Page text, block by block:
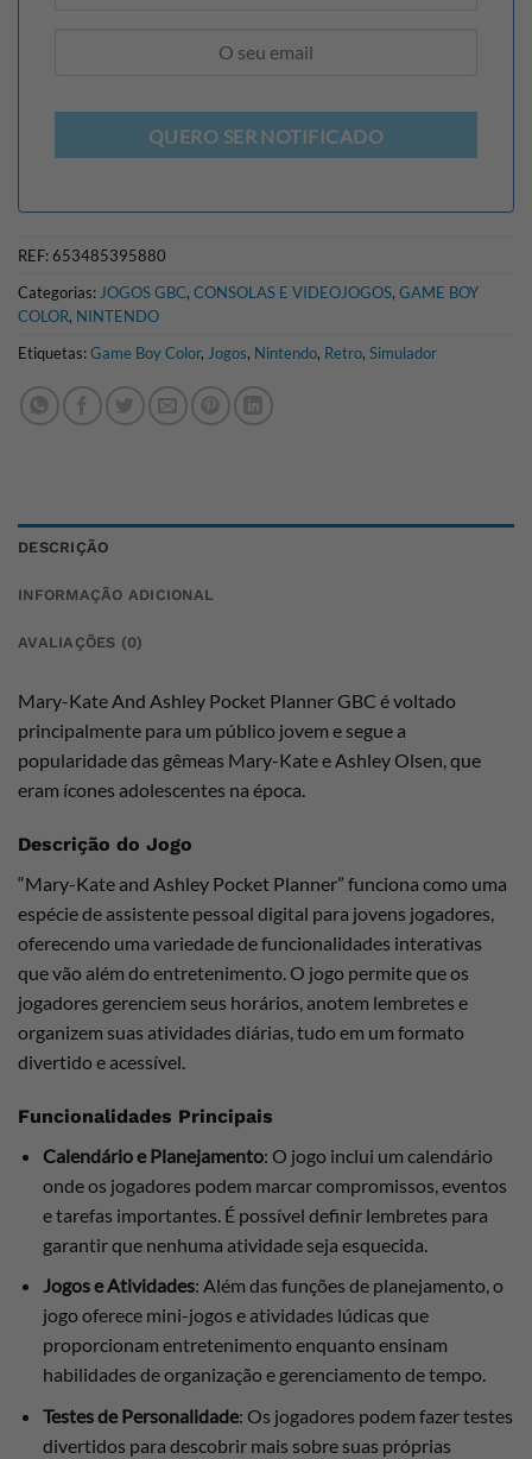
QUERO SER NOTIFICADO
REF:653485395880
Categorias:JOGOS GBC, CONSOLAS E VIDEOJOGOS, GAME BOY
COLOR, NINTENDO
Etiquetas:Game Boy Color, Jogos, Nintendo, Retro, Simulador
DESCRIÇÃO
INFORMAÇÃO ADICIONAL
AVALIAÇÕES (0)
Mary-Kate And Ashley Pocket Planner GBC é voltado
principalmente para um público jovem e segue a
popularidade das gêmeas Mary-Kate e Ashley Olsen, que
eram ícones adolescentes na época.
Descrição do Jogo
“Mary-Kate and Ashley Pocket Planner” funciona como uma
espécie de assistente pessoal digital para jovens jogadores,
oferecendo uma variedade de funcionalidades interativas
que vão além do entretenimento. O jogo permite que os
jogadores gerenciem seus horários, anotem lembretes e
organizem suas atividades diárias, tudo em um formato
divertido e acessível.
Funcionalidades Principais
Calendário e Planejamento: O jogo inclui um calendário
onde os jogadores podem marcar compromissos, eventos
e tarefas importantes. É possível definir lembretes para
garantir que nenhuma atividade seja esquecida.
Jogos e Atividades: Além das funções de planejamento, o
jogo oferece mini-jogos e atividades lúdicas que
proporcionam entretenimento enquanto ensinam
habilidades de organização e gerenciamento de tempo.
Testes de Personalidade: Os jogadores podem fazer testes
divertidos para descobrir mais sobre suas próprias